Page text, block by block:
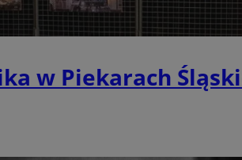
w Piekarach
Wydajność Targetowanie